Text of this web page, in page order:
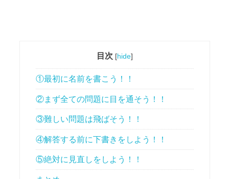
目次 [hide]
①最初に名前を書こう！！
②まず全ての問題に目を通そう！！
③難しい問題は飛ばそう！！
④解答する前に下書きをしよう！！
⑤絶対に見直しをしよう！！